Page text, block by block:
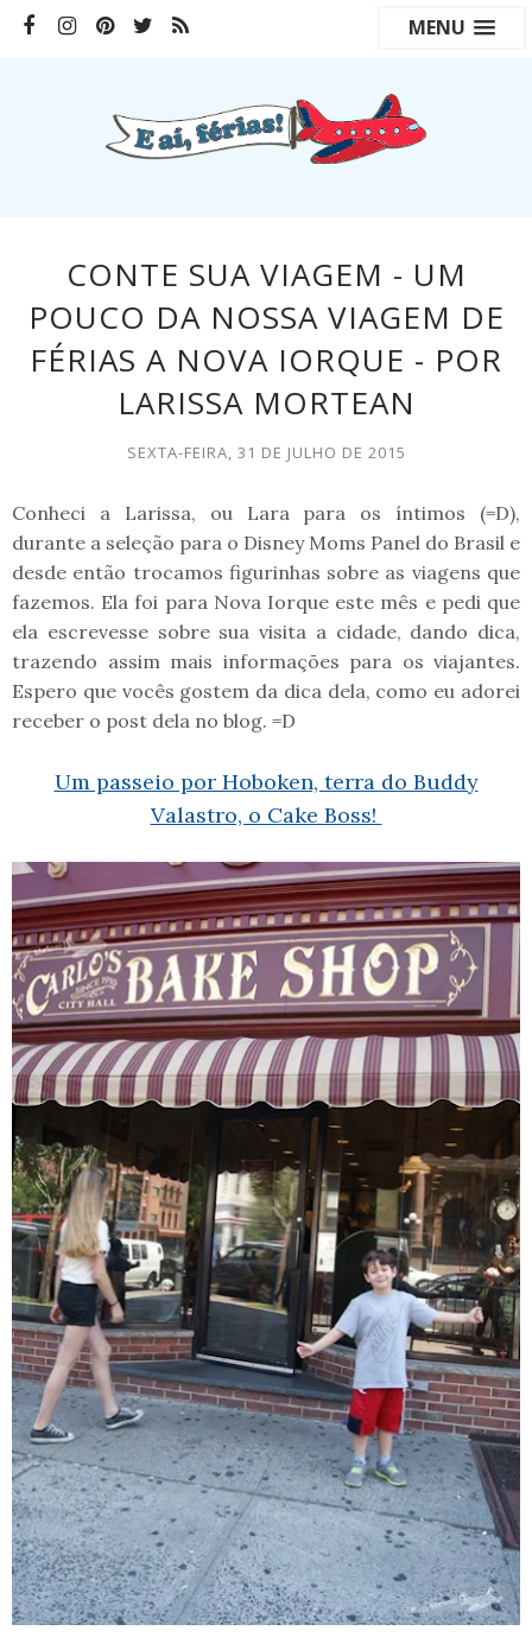
MENU
CONTE SUA VIAGEM - UM
POUCO DA NOSSA VIAGEM DE
FÉRIAS A NOVA IORQUE - POR
LARISSA MORTEAN
SEXTA-FEIRA, 31 DE JULHO DE 2015
Conheci a Larissa, ou Lara para os íntimos (=D),
durante a seleção para o Disney Moms Panel do Brasil e
desde então trocamos figurinhas sobre as viagens que
fazemos. Ela foi para Nova Iorque este mês e pedi que
ela escrevesse sobre sua visita a cidade, dando dica,
trazendo assim mais informações para os viajantes.
Espero que vocês gostem da dica dela, como eu adorei
receber o post dela no blog. =D
Um passeio por Hoboken, terra do Buddy
Valastro, o Cake Boss!